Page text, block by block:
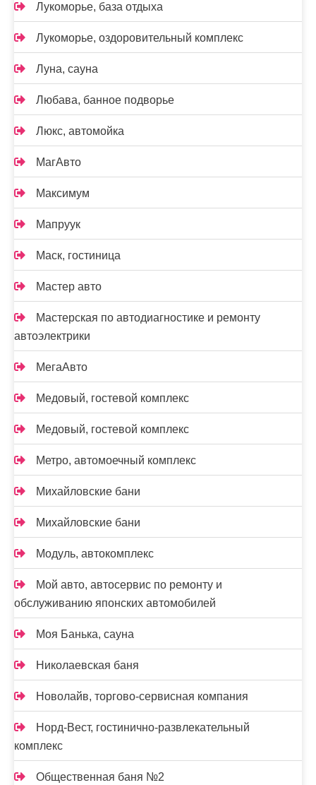
Лукоморье, база отдыха
Лукоморье, оздоровительный комплекс
Луна, сауна
Любава, банное подворье
Люкс, автомойка
МагАвто
Максимум
Мапруук
Маск, гостиница
Мастер авто
Мастерская по автодиагностике и ремонту
автоэлектрики
МегаАвто
Медовый, гостевой комплекс
Медовый, гостевой комплекс
Метро, автомоечный комплекс
Михайловские бани
Михайловские бани
Модуль, автокомплекс
Мой авто, автосервис по ремонту и
обслуживанию японских автомобилей
Моя Банька, сауна
Николаевская баня
Новолайв, торгово-сервисная компания
Норд-Вест, гостинично-развлекательный
комплекс
Общественная баня №2